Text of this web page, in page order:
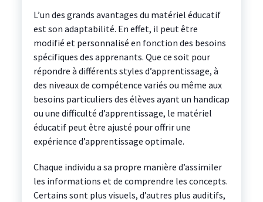
L’un des grands avantages du matériel éducatif
est son adaptabilité. En effet, il peut être
modifié et personnalisé en fonction des besoins
spécifiques des apprenants. Que ce soit pour
répondre à différents styles d’apprentissage, à
des niveaux de compétence variés ou même aux
besoins particuliers des élèves ayant un handicap
ou une difficulté d’apprentissage, le matériel
éducatif peut être ajusté pour offrir une
expérience d’apprentissage optimale.
Chaque individu a sa propre manière d’assimiler
les informations et de comprendre les concepts.
Certains sont plus visuels, d’autres plus auditifs,